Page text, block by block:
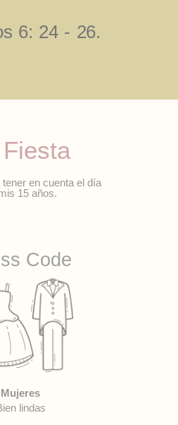
6: 24 - 26.
en cuenta el día
15 años.
Code
Mujeres
lindas